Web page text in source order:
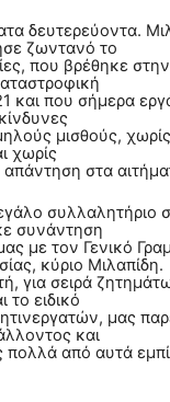
δευτερεύοντα.
ζωντανό το
που βρέθηκε
και που σήμερα
μισθούς,
χωρίς
απάντηση στα
συλλαλητήριο
συνάντηση
με τον Γενικό
κύριο Μιλαπίδη.
για σειρά
το ειδικό
μας
και
πολλά από αυτά